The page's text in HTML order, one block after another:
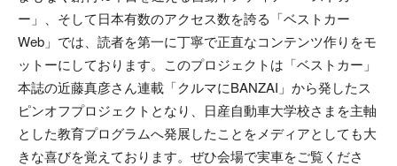
ー」、そして日本有数のアクセス数を誇る「ベストカー
Web」では、読者を第一に丁寧で正直なコンテンツ作りをモ
ットーにしております。このプロジェクトは「ベストカー」
本誌の近藤真彦さん連載「クルマにBANZAI」から発したス
ピンオフプロジェクトとなり、日産自動車大学校さまを主軸
とした教育プログラムへ発展したことをメディアとしても大
きな喜びを覚えております。ぜひ会場で実車をご覧くださ